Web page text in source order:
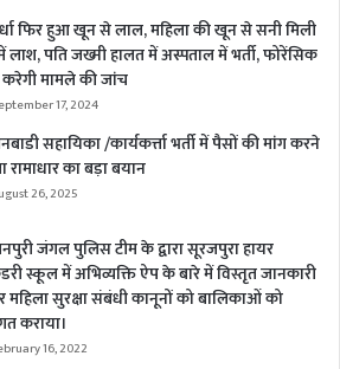
फिर हुआ खून से लाल, महिला की खून से सनी मिली
लाश, पति जख्मी हालत में अस्पताल में भर्ती, फोरेंसिक
करेगी मामले की जांच
17, 2024
सहायिका /कार्यकर्त्ता भर्ती में पैसों की मांग करने
रामाधार का बड़ा बयान
26, 2025
जंगल पुलिस टीम के द्वारा सूरजपुरा हायर
स्कूल में अभिव्यक्ति ऐप के बारे में विस्तृत जानकारी
महिला सुरक्षा संबंधी कानूनों को बालिकाओं को
कराया।
16, 2022